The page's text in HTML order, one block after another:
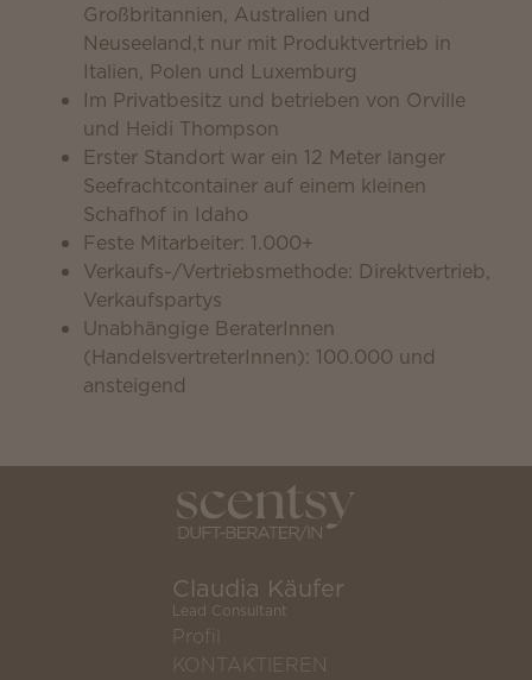
Großbritannien, Australien und
Neuseeland,t nur mit Produktvertrieb in
Italien, Polen und Luxemburg
Im Privatbesitz und betrieben von Orville
und Heidi Thompson
Erster Standort war ein 12 Meter langer
Seefrachtcontainer auf einem kleinen
Schafhof in Idaho
Feste Mitarbeiter: 1.000+
Verkaufs-/Vertriebsmethode: Direktvertrieb,
Verkaufspartys
Unabhängige BeraterInnen
(HandelsvertreterInnen): 100.000 und
ansteigend
Claudia Käufer
Lead Consultant
Profil
KONTAKTIEREN